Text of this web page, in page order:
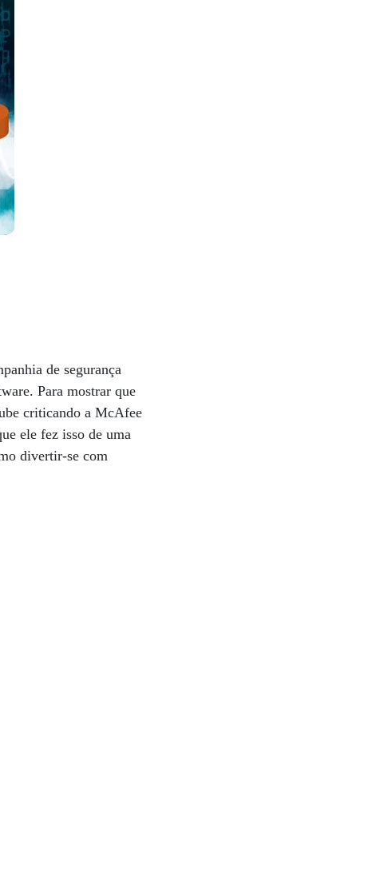
de segurança
Para mostrar que
criticando a McAfee
ele fez isso de uma
divertir-se com